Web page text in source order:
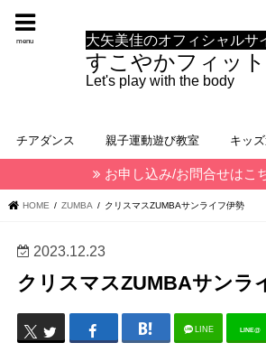
大矢美佳のオフィシャルサ
すこやかフィッ
Let's play with the body
menu
チアダンス 親子運動遊び教室 キッ
お申し込み/お問合せはこ
HOME ZUMBA クリスマスZUMBAサンライフ伊勢
2023.12.23
クリスマスZUMBAサンラ
LINE LINE@